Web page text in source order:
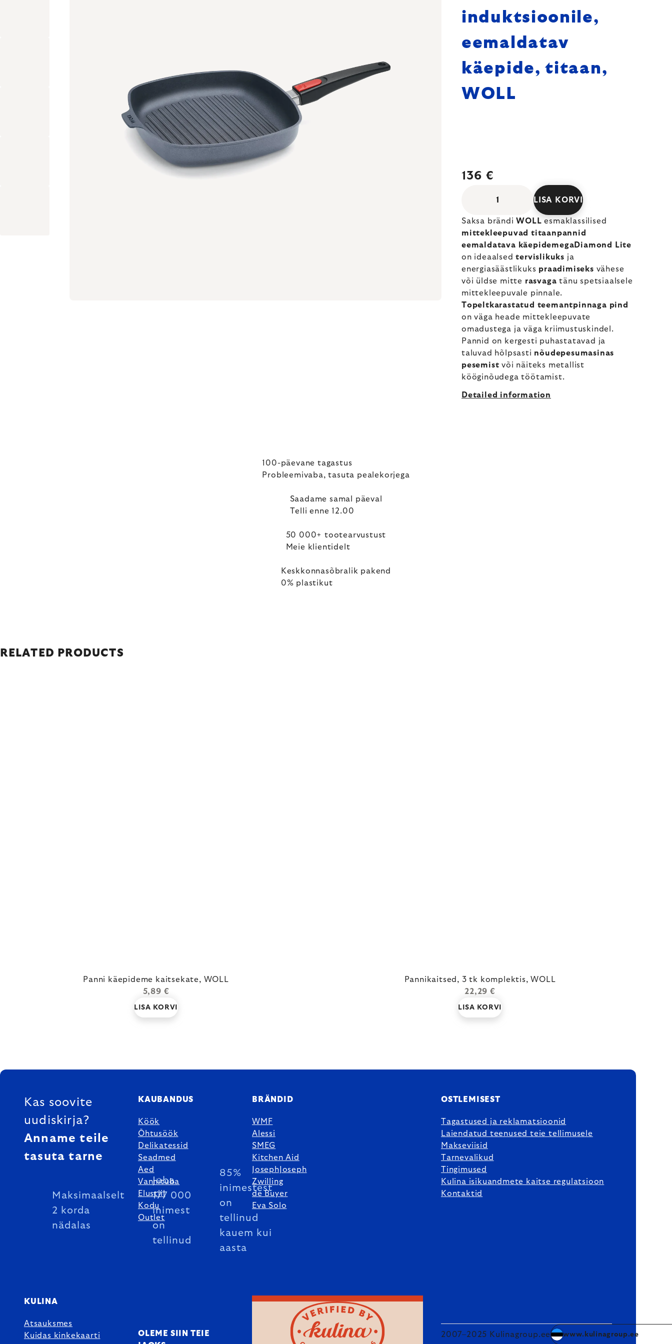
induktsioonile,
eemaldatav
käepide, titaan,
WOLL
136 €
LISA KORVI
Saksa brändiWOLL esmaklassilised
mittekleepuvad titaanpannid
eemaldatava käepidemegaDiamond Lite
on ideaalsedtervislikuks ja
energiasäästlikuks praadimiseks vähese
või üldse mitte rasvaga tänu spetsiaalsele
mittekleepuvale pinnale.
Topeltkarastatud teemantpinnaga pind
on väga heade mittekleepuvate
omadustega ja väga kriimustuskindel.
Pannid on kergesti puhastatavad ja
taluvad hõlpsasti nõudepesumasinas
pesemistvõi näiteks metallist
kööginõudega töötamist.
Detailed information
100-päevane tagastus
Probleemivaba, tasuta pealekorjega
Saadame samal päeval
Telli enne 12.00
50 000+ tootearvustust
Meie klientidelt
Keskkonnasõbralik pakend
0% plastikut
RELATED PRODUCTS
Panni käepideme kaitsekate, WOLL
5,89 €
LISA KORVI
Pannikaitsed, 3 tk komplektis, WOLL
22,29 €
LISA KORVI
FOOTER
Kas soovite
uudiskirja?
Anname teile
tasuta tarne
Maksimaalselt
2 korda
nädalas
Juba
177 000
inimest
on
tellinud
85%
inimestest
on
tellinud
kauem kui
aasta
KAUBANDUS
Köök
Õhtusöök
Delikatessid
Seadmed
Aed
Vannituba
Elustiil
Kodu
Outlet
BRÄNDID
WMF
Alessi
SMEG
Kitchen Aid
JosephJoseph
Zwilling
de Buyer
Eva Solo
OSTLEMISEST
Tagastused ja reklamatsioonid
Laiendatud teenused teie tellimusele
Makseviisid
Tarnevalikud
Tingimused
Kulina isikuandmete kaitse regulatsioon
Kontaktid
KULINA
Atsauksmes
Kuidas kinkekaarti
OLEME SIIN TEIE
2007–2025 Kulinagroup.ee www.kulinagroup.ee